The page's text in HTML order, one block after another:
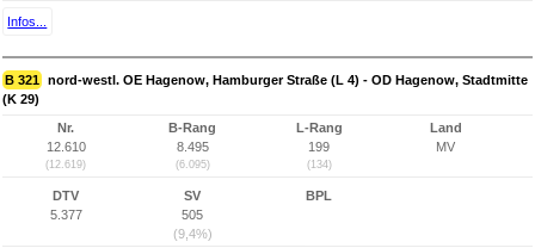
Infos...
B 321 nord-westl. OE Hagenow, Hamburger Straße (L 4) - OD Hagenow, Stadtmitte
(K 29)
Nr.
12.610
(12.619)
B-Rang
8.495
(6.095)
L-Rang
199
(134)
Land
MV
DTV
5.377
SV
505
(9,4%)
BPL